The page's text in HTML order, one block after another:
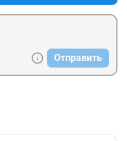
Отправить